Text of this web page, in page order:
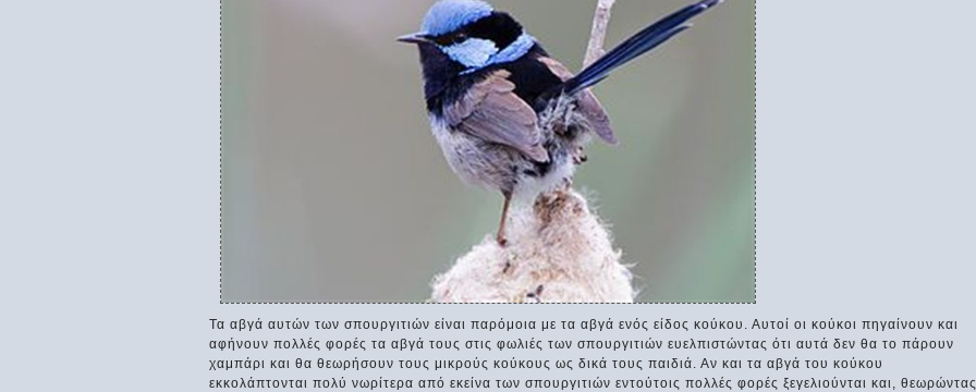
Τα αβγά αυτών των σπουργιτιών είναι παρόμοια με τα αβγά ενός είδος κούκου. Αυτοί οι κούκοι πηγαίνουν και
αφήνουν πολλές φορές τα αβγά τους στις φωλιές των σπουργιτιών ευελπιστώντας ότι αυτά δεν θα το πάρουν
χαμπάρι και θα θεωρήσουν τους μικρούς κούκους ως δικά τους παιδιά. Αν και τα αβγά του κούκου
εκκολάπτονται πολύ νωρίτερα από εκείνα των σπουργιτιών εντούτοις πολλές φορές ξεγελιούνται και, θεωρώντας